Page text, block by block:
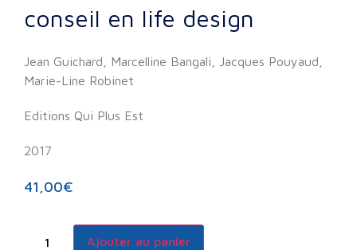
conseil en life design
Jean Guichard, Marcelline Bangali, Jacques Pouyaud,
Marie-Line Robinet
Editions Qui Plus Est
2017
41,00€
Ajouter au panier